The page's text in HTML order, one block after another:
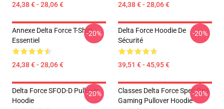
24,38 € - 28,06 € 24,38 € - 28,06 €
Annexe Delta Force T-Shirt
Essentiel
24,38 € - 28,06 €
-20%
Delta Force Hoodie De
Sécurité
39,51 € - 45,95 €
-20%
Delta Force SFOD-D Pullover
Hoodie
-20%
Classes Delta Force Spec Ops
Gaming Pullover Hoodie
-20%